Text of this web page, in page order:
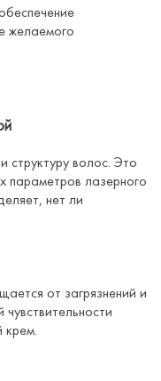
желаемого
структуру волос. Это
параметров лазерного
нет ли
от загрязнений и
крем.